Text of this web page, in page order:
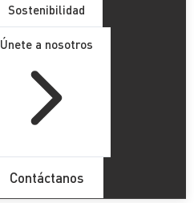
Sostenibilidad
Únete a nosotros
Contáctanos